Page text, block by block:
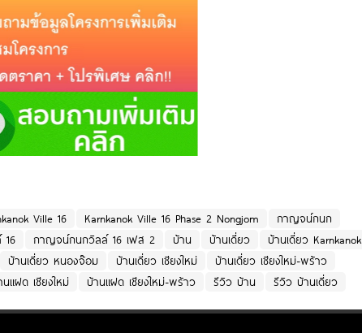
Ville 16 Karnkanok Ville 16 Phase 2 Nongjom
กาญจน์กนก
กาญจน์กนกวิลล์ 16 เฟส 2 บ้าน บ้านเดี่ยว
บ้านเดี่ยว Karnkanok
บ้านเดี่ยว หนองจ๊อม บ้านเดี่ยว เชียงใหม่
บ้านเดี่ยว เชียงใหม่-พร้าว
นแฝด เชียงใหม่ บ้านแฝด เชียงใหม่-พร้าว รีวิว บ้าน รีวิว บ้านเดี่ยว